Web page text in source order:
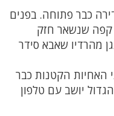
כבר פתוחה. בפנים
קפה שנשאר חזק
מהרדיו שאבא סידר
האחיות הקטנות כבר
יושב עם טלפון